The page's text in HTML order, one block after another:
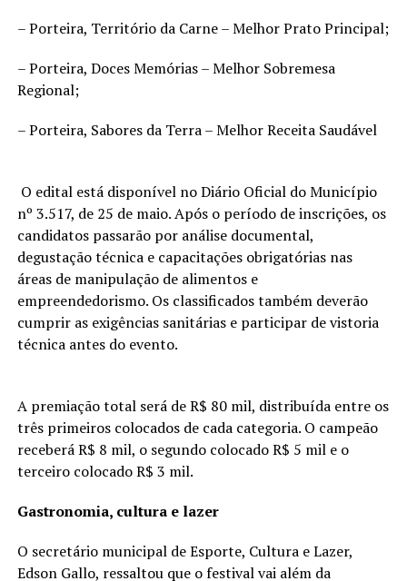
– Porteira, Território da Carne – Melhor Prato Principal;
– Porteira, Doces Memórias – Melhor Sobremesa
Regional;
– Porteira, Sabores da Terra – Melhor Receita Saudável
O edital está disponível no Diário Oficial do Município
nº 3.517, de 25 de maio. Após o período de inscrições, os
candidatos passarão por análise documental,
degustação técnica e capacitações obrigatórias nas
áreas de manipulação de alimentos e
empreendedorismo. Os classificados também deverão
cumprir as exigências sanitárias e participar de vistoria
técnica antes do evento.
A premiação total será de R$ 80 mil, distribuída entre os
três primeiros colocados de cada categoria. O campeão
receberá R$ 8 mil, o segundo colocado R$ 5 mil e o
terceiro colocado R$ 3 mil.
Gastronomia, cultura e lazer
O secretário municipal de Esporte, Cultura e Lazer,
Edson Gallo, ressaltou que o festival vai além da